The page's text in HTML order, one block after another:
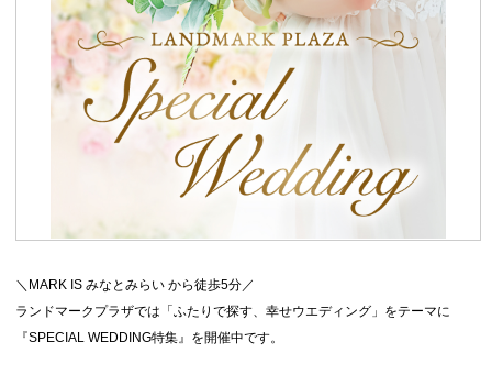
＼MARK IS みなとみらい から徒歩5分／
ランドマークプラザでは「ふたりで探す、幸せウエディング」をテーマに
『SPECIAL WEDDING特集』を開催中です。